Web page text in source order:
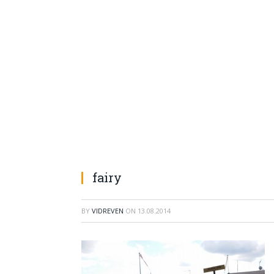
fairy
BY VIDREVEN ON 13.08.2014